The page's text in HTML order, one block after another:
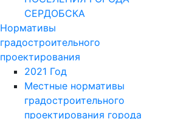
СЕРДОБСКА
Нормативы
градостроительного
проектирования
2021 Год
Местные нормативы
градостроительного
проектирования города